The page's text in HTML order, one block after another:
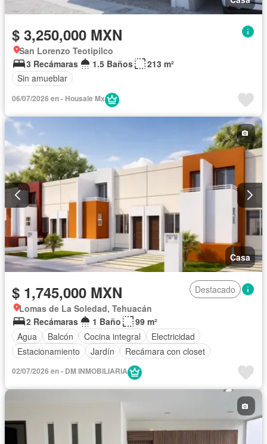
$ 3,250,000 MXN
San Lorenzo Teotipilco
3 Recámaras
1.5 Baños
213 m²
Sin amueblar
06/07/2026 en - Housale Mx
Casa
$ 1,745,000 MXN
Destacado
Lomas de La Soledad, Tehuacán
2 Recámaras
1 Baño
99 m²
Agua
Balcón Cocina integral
Electricidad
Estacionamiento
Jardín Recámara con closet
02/07/2026 en - DM INMOBILIARIA